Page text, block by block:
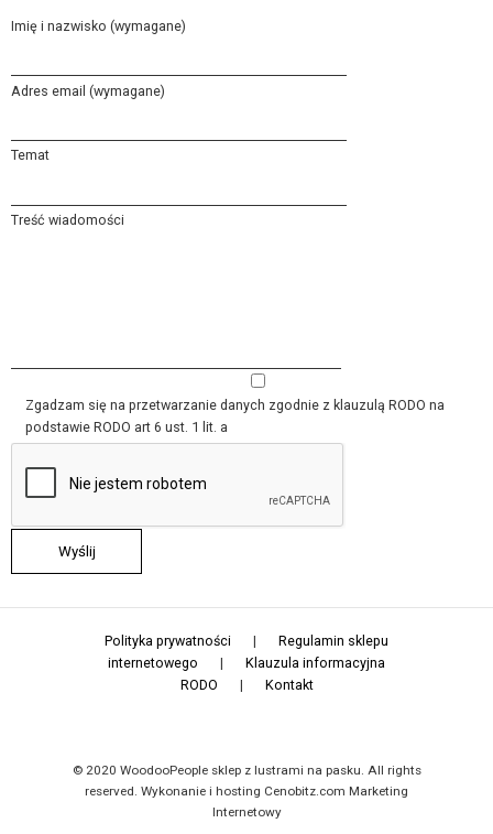
Imię i nazwisko (wymagane)
Adres email (wymagane)
Temat
Treść wiadomości
Zgadzam się na przetwarzanie danych zgodnie z klauzulą RODO na
podstawie RODO art 6 ust. 1 lit. a
Polityka prywatności |
Regulamin sklepu
internetowego
|
Klauzula informacyjna
RODO
| Kontakt
© 2020 WoodooPeople sklep z lustrami na pasku. All rights
reserved. Wykonanie i hosting Cenobitz.com Marketing
Internetowy